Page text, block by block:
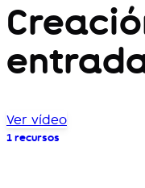
Ver vídeo
1 recursos